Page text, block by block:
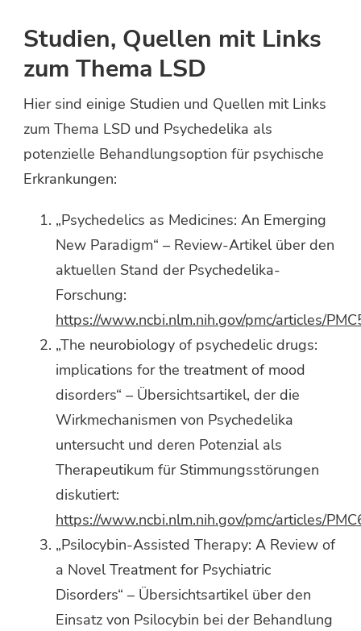
Studien, Quellen mit Links
zum Thema LSD
Hier sind einige Studien und Quellen mit Links
zum Thema LSD und Psychedelika als
potenzielle Behandlungsoption für psychische
Erkrankungen:
„Psychedelics as Medicines: An Emerging
New Paradigm“ – Review-Artikel über den
aktuellen Stand der Psychedelika-
Forschung:
https://www.ncbi.nlm.nih.gov/pmc/articles/
„The neurobiology of psychedelic drugs:
implications for the treatment of mood
disorders“ – Übersichtsartikel, der die
Wirkmechanismen von Psychedelika
untersucht und deren Potenzial als
Therapeutikum für Stimmungsstörungen
diskutiert:
https://www.ncbi.nlm.nih.gov/pmc/articles/
„Psilocybin-Assisted Therapy: A Review of
a Novel Treatment for Psychiatric
Disorders“ – Übersichtsartikel über den
Einsatz von Psilocybin bei der Behandlung